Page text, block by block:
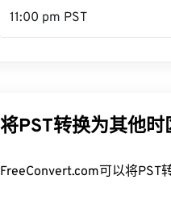
11:00 pm PST
将PST转换为其他时
FreeConvert.com可以将PST